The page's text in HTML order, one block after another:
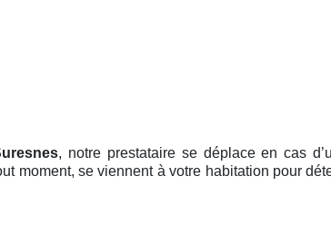
, notre prestataire se déplace en cas
moment, se viennent à votre habitation pour